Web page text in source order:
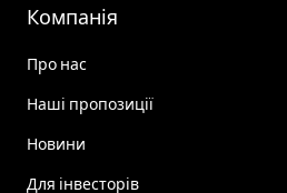
Компанія
Про нас
Наші пропозиції
Новини
Для інвесторів